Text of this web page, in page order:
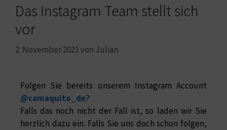
Das Instagram Team stellt sich
vor
2. November 2021von Julian
Folgen Sie bereits unserem Instagram Account
@camaquito_de?
Falls das noch nicht der Fall ist, so laden wir Sie
herzlich dazu ein. Falls Sie uns doch schon folgen,